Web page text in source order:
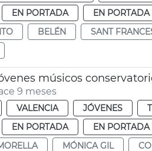
EN PORTADA EN PORTADA
BELÉN SANT
músicos
9 meses
VALENCIA JÓVENES
EN PORTADA EN PORTADA
MÓNICA GIL